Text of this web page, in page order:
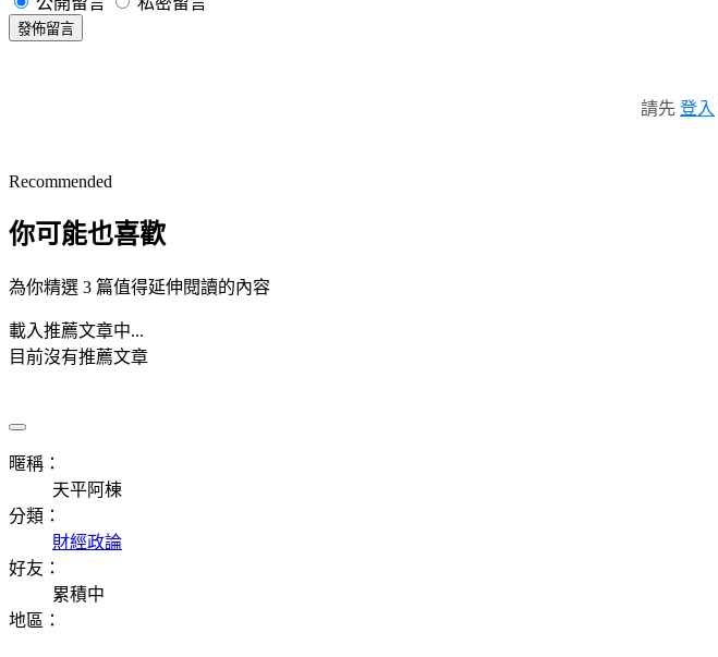
發佈留言
請先 登入
Recommended
你可能也喜歡
為你精選 3 篇值得延伸閱讀的內容
載入推薦文章中...
目前沒有推薦文章
暱稱：
天平阿棟
分類：
財經政論
好友：
累積中
地區：